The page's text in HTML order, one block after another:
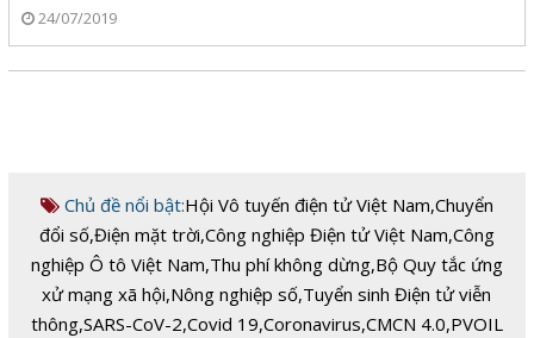
24/07/2019
Chủ đề nổi bật:Hội Vô tuyến điện tử Việt Nam,Chuyển
đổi số,Điện mặt trời,Công nghiệp Điện tử Việt Nam,Công
nghiệp Ô tô Việt Nam,Thu phí không dừng,Bộ Quy tắc ứng
xử mạng xã hội,Nông nghiệp số,Tuyển sinh Điện tử viễn
thông,SARS-CoV-2,Covid 19,Coronavirus,CMCN 4.0,PVOIL